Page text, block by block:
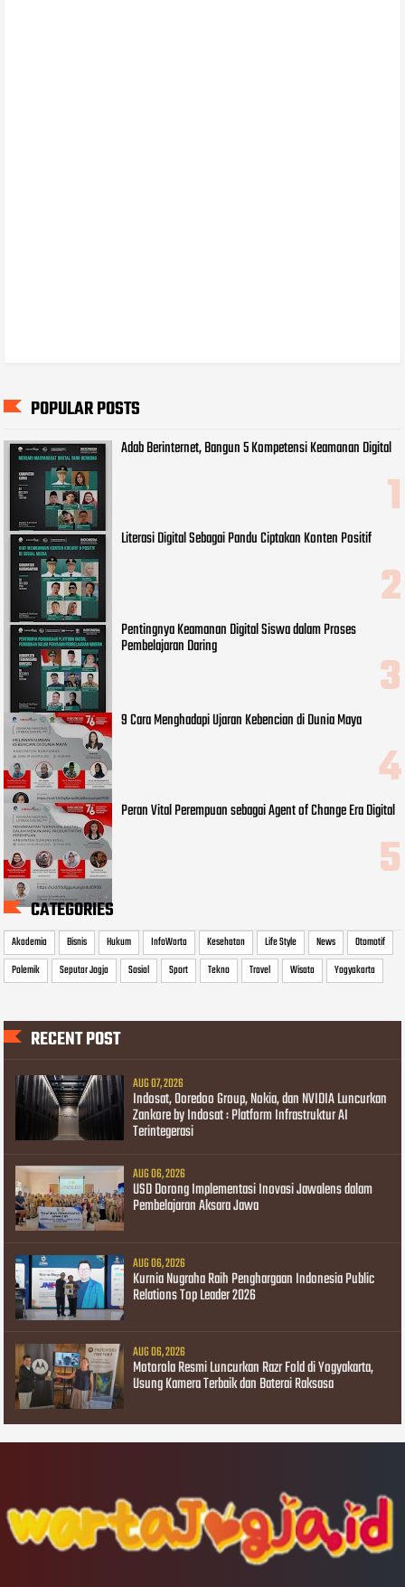
POPULAR POSTS
Adab Berinternet, Bangun 5 Kompetensi Keamanan Digital
Literasi Digital Sebagai Pandu Ciptakan Konten Positif
Pentingnya Keamanan Digital Siswa dalam Proses
Pembelajaran Daring
9 Cara Menghadapi Ujaran Kebencian di Dunia Maya
Peran Vital Perempuan sebagai Agent of Change Era Digital
CATEGORIES
Akademia Bisnis Hukum InfoWarta Kesehatan Life Style News
Otomotif
Polemik
Seputar Jogja Sosial Sport Tekno Travel Wisata Yogyakarta
RECENT POST
AUG 07, 2026
Indosat, Ooredoo Group, Nokia, dan NVIDIA Luncurkan
Zankore by Indosat : Platform Infrastruktur AI
Terintegerasi
AUG 06, 2026
USD Dorong Implementasi Inovasi Jawalens dalam
Pembelajaran Aksara Jawa
AUG 06, 2026
Kurnia Nugraha Raih Penghargaan Indonesia Public
Relations Top Leader 2026
AUG 06, 2026
Motorola Resmi Luncurkan Razr Fold di Yogyakarta,
Usung Kamera Terbaik dan Baterai Raksasa